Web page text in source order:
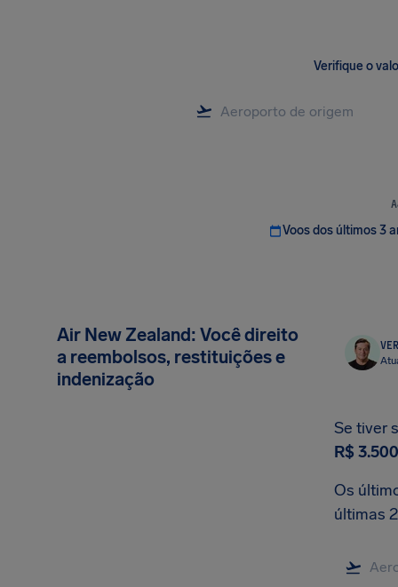
Verifique o
Voos dos últimos 3
Air New Zealand: Você direito
a reembolsos, restituições e
indenização
Se tiver
R$ 3.500
Os
últimas